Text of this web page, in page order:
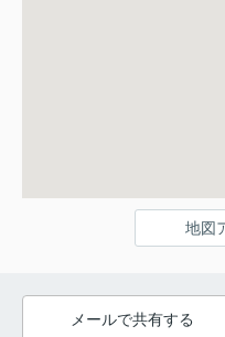
地図
メールで共有する